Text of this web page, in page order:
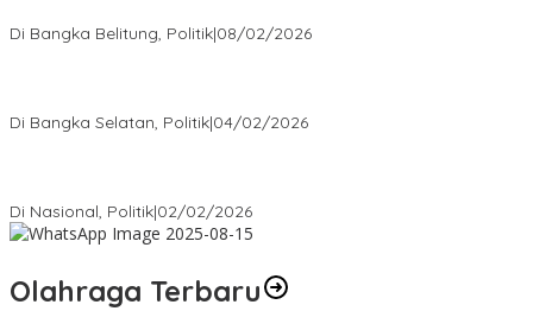
Di Bangka Belitung, Politik|08/02/2026
Di Bangka Selatan, Politik|04/02/2026
Di Nasional, Politik|02/02/2026
Olahraga Terbaru